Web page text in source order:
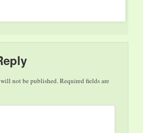
not be published.Required fields are